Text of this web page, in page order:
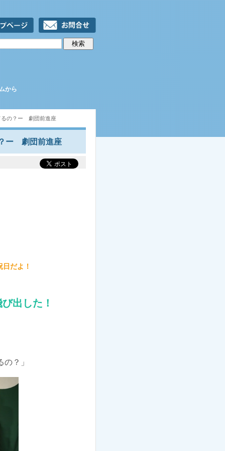
から
の？ー 劇団前進座
ー 劇団前進座
だよ！
出した！
？」